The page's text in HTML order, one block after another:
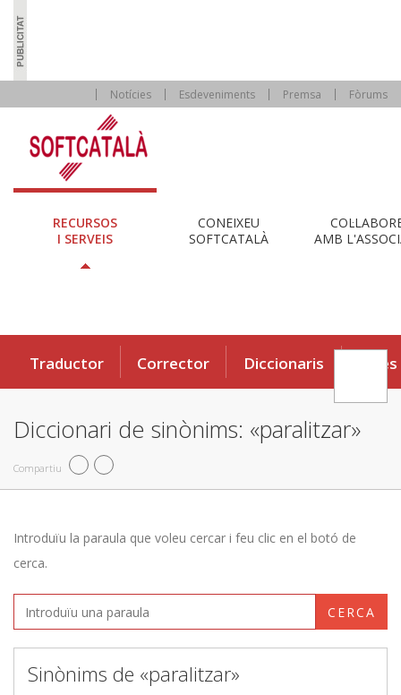
Notícies Esdeveniments Premsa Fòrums
RECURSOS
I SERVEIS
CONEIXEU
SOFTCATALÀ
AMB
Traductor Corrector Diccionaris Eines
Diccionari de sinònims: «paralitzar»
Compartiu
Introduïu la paraula que voleu cercar i feu clic en el botó de
cerca.
CERCA
Sinònims de «paralitzar»